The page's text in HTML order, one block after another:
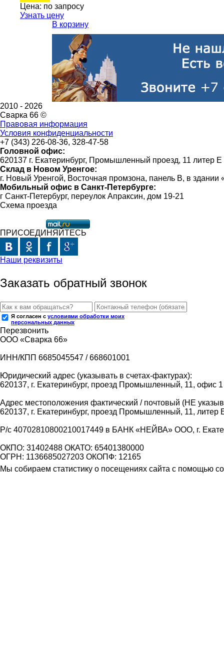
Цена: по запросу
Узнать цену
В корзину
2010 - 2026
Сварка 66 ©
Правовая информация
Условия конфиденциальности
+7 (343) 226-08-36, 328-47-58
Головной офис:
620137 г. Екатеринбург, Промышленный проезд, 11 литер Е
Склад в Новом Уренгое:
г. Новый Уренгой, Восточная промзона, панель В, в
Мобильный офис в Санкт-Петербурге:
г Санкт-Петербург, переулок Апраксин, дом 19-21
Схема проезда
ПРИСОЕДИНЯЙТЕСЬ
Наши реквизиты
Заказать обратный звонок
Я согласен с условиями обработки моих
персональных данных
Перезвонить
ООО «Сварка 66»
ИНН/КПП 6685045547 / 668601001
Юридический адрес (указывать в счетах-фактурах):
620137, г. Екатеринбург, проезд Промышленный, 11, офис 1
Адрес местоположения фактический / почтовый (НЕ
620137, г. Екатеринбург, проезд Промышленный, 11, литер
Р/с 40702810800210017449 в БАНК «НЕЙВА» ООО, г.
ОКПО: 31402488 ОКАТО: 65401380000
ОГРН: 1136685027203 ОКОПФ: 12165
Мы собираем статистику о посещениях сайта с помощью